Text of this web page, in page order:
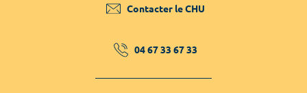
Contacter le CHU
04 67 33 67 33